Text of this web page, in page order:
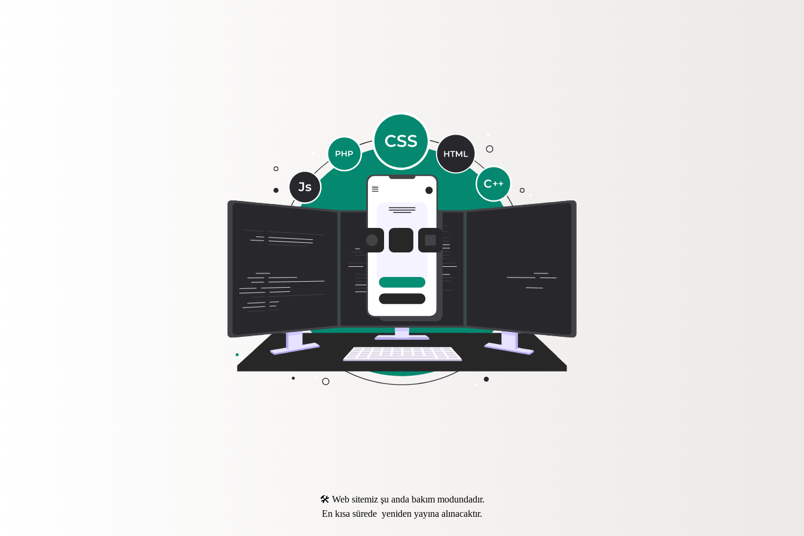
🛠️ Web sitemiz şu anda bakım modundadır.
En kısa sürede yeniden yayına alınacaktır.